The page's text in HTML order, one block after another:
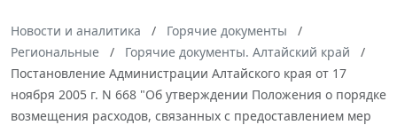
Новости и аналитика
Горячие документы
Региональные
Горячие документы. Алтайский край
Постановление Администрации Алтайского края от 17
ноября 2005 г. N 668 "Об утверждении Положения о порядке
возмещения расходов, связанных с предоставлением мер